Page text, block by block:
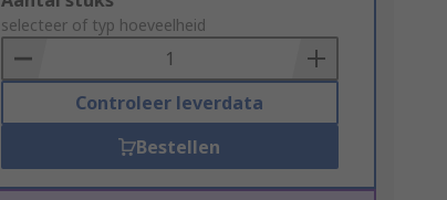
to
Basket
selecteer of typ hoeveelheid
Controleer leverdata
Bestellen